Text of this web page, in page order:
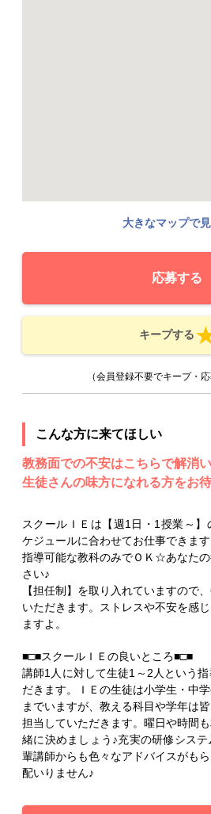
大きなマップで
応募する
キープする
（会員登録不要でキープ・応
こんな方に来てほしい
教務面での不安はこちらで解消
生徒さんの味方になれる方をお
スクールＩＥは【週1日・1授業～】
ケジュールに合わせてお仕事できま
指導可能な教科のみでＯＫ☆あなた
さい♪
【担任制】を取り入れていますので
いただきます。ストレスや不安を感
ますよ。
■□■スクールＩＥの良いところ■□■
講師1人に対して生徒1～2人という
だきます。ＩＥの生徒は小学生・中
までいますが、教える科目や学年は
担当していただきます。曜日や時間
緒に決めましょう♪充実の研修シス
輩講師からも色々なアドバイスがも
配いりません♪